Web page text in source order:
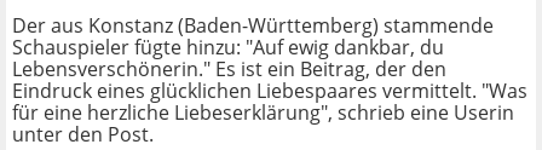
Der aus Konstanz (Baden-Württemberg) stammende
Schauspieler fügte hinzu: "Auf ewig dankbar, du
Lebensverschönerin." Es ist ein Beitrag, der den
Eindruck eines glücklichen Liebespaares vermittelt. "Was
für eine herzliche Liebeserklärung", schrieb eine Userin
unter den Post.